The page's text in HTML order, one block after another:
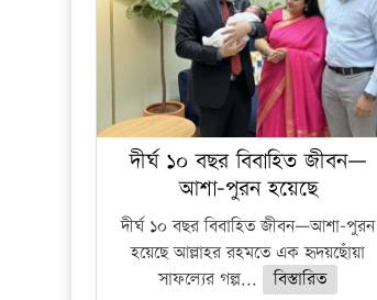
দীর্ঘ ১০ বছর বিবাহিত জীবন—
আশা-পুরন হয়েছে
দীর্ঘ ১০ বছর বিবাহিত জীবন—আশা-পুরন
হয়েছে আল্লাহর রহমতে এক হৃদয়ছোঁয়া
সাফল্যের গল্প...
বিস্তারিত